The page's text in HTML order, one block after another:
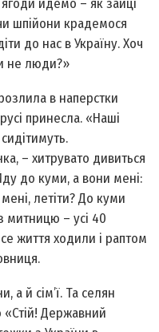
йдемо – як зайцi
шпiйони крадемося
до нас в Україну. Хоч
не люди?»
в наперстки
принесла. «Нашi
– хитрувато дивиться
до куми, а вони менi:
летiти? До куми
митницю – усі 40
життя ходили і раптом
а й сiм’ї. Та селян
Державний